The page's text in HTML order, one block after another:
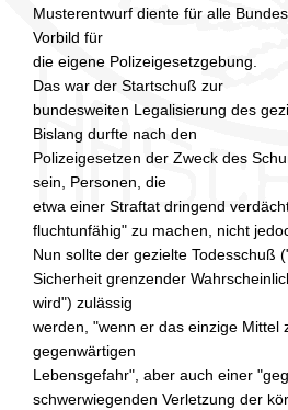
Musterentwurf diente für alle
Vorbild für
die eigene Polizeigesetzgebung.
Das war der Startschuß zur
bundesweiten Legalisierung des
Bislang durfte nach den
Polizeigesetzen der Zweck des
sein, Personen, die
etwa einer Straftat dringend
fluchtunfähig" zu machen, nicht
Nun sollte der gezielte Todesschuß
Sicherheit grenzender
wird") zulässig
werden, "wenn er das einzige Mittel
gegenwärtigen
Lebensgefahr", aber auch einer
schwerwiegenden Verletzung der